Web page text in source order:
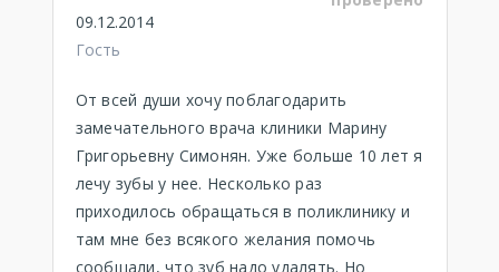
09.12.2014
Гость
От всей души хочу поблагодарить
замечательного врача клиники Марину
Григорьевну Симонян. Уже больше 10 лет я
лечу зубы у нее. Несколько раз
приходилось обращаться в поликлинику и
там мне без всякого желания помочь
сообщали, что зуб надо удалять. Но